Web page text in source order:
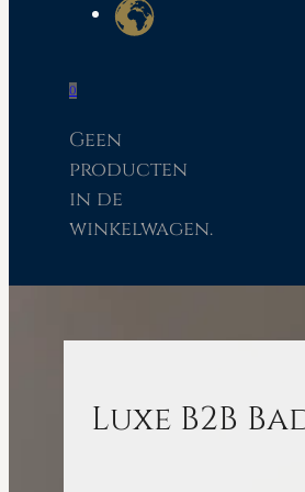
0
Geen
producten
in de
winkelwagen.
Luxe B2B